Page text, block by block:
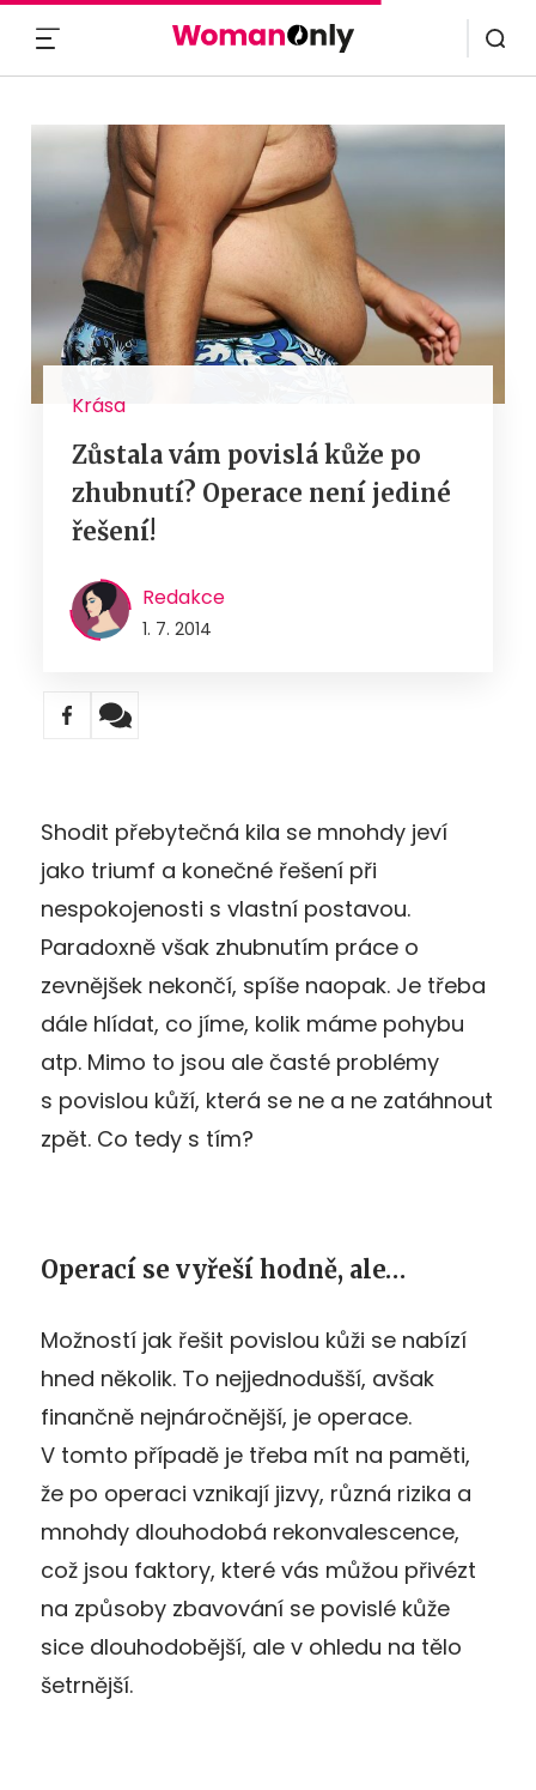
Krása
Zůstala vám povislá kůže po
zhubnutí? Operace není jediné
řešení!
Redakce
1. 7. 2014
Shodit přebytečná kila se mnohdy jeví
jako triumf a konečné řešení při
nespokojenosti s vlastní postavou.
Paradoxně však zhubnutím práce o
zevnějšek nekončí, spíše naopak. Je třeba
dále hlídat, co jíme, kolik máme pohybu
atp. Mimo to jsou ale časté problémy
s povislou kůží, která se ne a ne zatáhnout
zpět. Co tedy s tím?
Operací se vyřeší hodně, ale…
Možností jak řešit povislou kůži se nabízí
hned několik. To nejjednodušší, avšak
finančně nejnáročnější, je operace.
V tomto případě je třeba mít na paměti,
že po operaci vznikají jizvy, různá rizika a
mnohdy dlouhodobá rekonvalescence,
což jsou faktory, které vás můžou přivézt
na způsoby zbavování se povislé kůže
sice dlouhodobější, ale v ohledu na tělo
šetrnější.